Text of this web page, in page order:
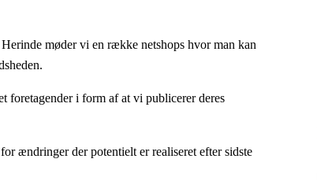
møder vi en række netshops hvor man kan
foretagender i form af at vi publicerer deres
ændringer der potentielt er realiseret efter sidste